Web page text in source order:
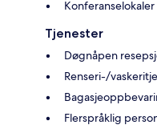
Konferanselokaler
Tjenester
Døgnåpen
Renseri-/
Flerspråklig